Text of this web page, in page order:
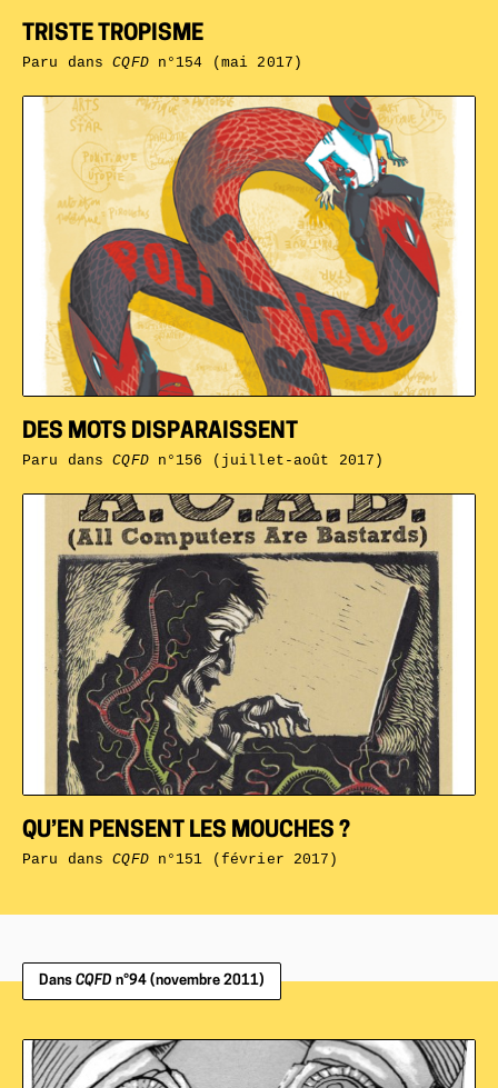
QU’EN PENSENT LES MOUCHES ?
Paru dansCQFDn°151 (février 2017)
DES MOTS DISPARAISSENT
Paru dansCQFDn°156 (juillet-août 2017)
TRISTE TROPISME
Paru dansCQFDn°154 (mai 2017)
Dans CQFD n°94 (novembre 2011)